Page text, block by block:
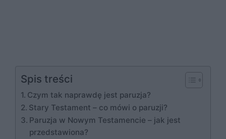
Spis treści
Czym tak naprawdę jest paruzja?
Stary Testament – co mówi o paruzji?
Paruzja w Nowym Testamencie – jak jest
przedstawiona?